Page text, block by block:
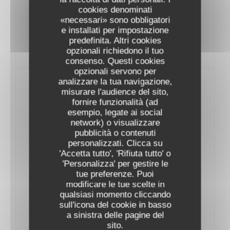
cookies denominati
«necessari» sono obbligatori
e installati per impostazione
predefinita. Altri cookies
opzionali richiedono il tuo
consenso. Questi cookies
opzionali servono per
analizzare la tua navigazione,
misurare l'audience del sito,
fornire funzionalità (ad
esempio, legate ai social
network) o visualizzare
pubblicità o contenuti
personalizzati. Clicca su
'Accetta tutto', 'Rifiuta tutto' o
'Personalizza' per gestire le
tue preferenze. Puoi
modificare le tue scelte in
qualsiasi momento cliccando
sull'icona del cookie in basso
a sinistra delle pagine del
sito.
AOP L'Alzetto Prestige Famille Albertini
2023
53,00 EUR
Vins Rouges
BOURGOGNE
AOC Pinot Noir Thierry et Pascale Matrot
2022
54,00 EUR
AOC MarangesThierry et Pascale Matrot
2023
57,00 EUR